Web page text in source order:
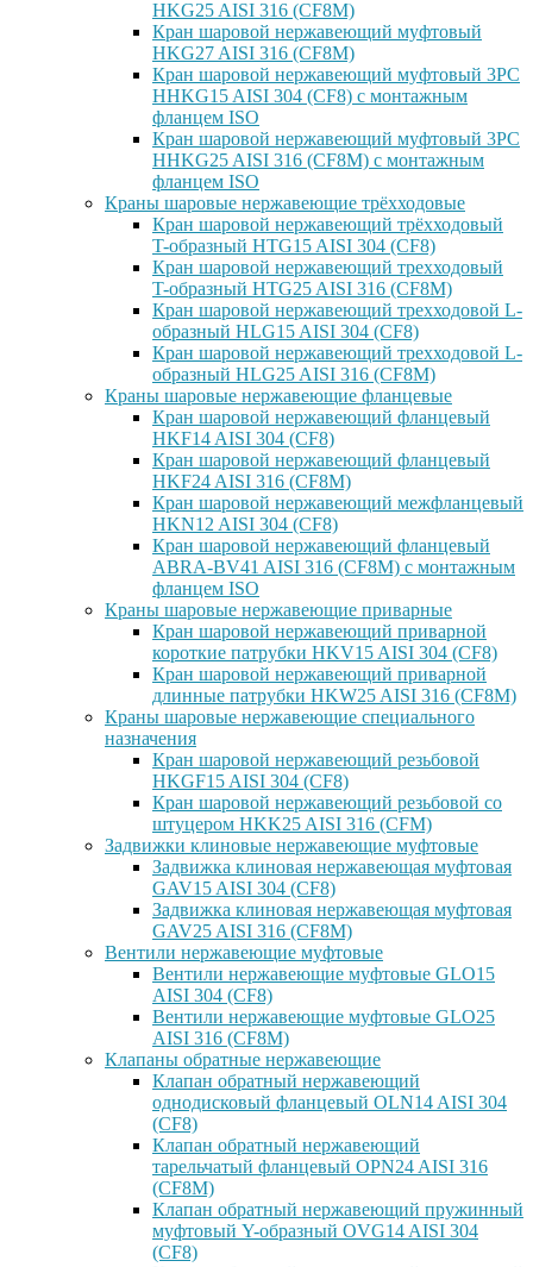
HKG25 AISI 316 (CF8M)
Кран шаровой нержавеющий муфтовый
HKG27 AISI 316 (CF8M)
Кран шаровой нержавеющий муфтовый 3PC
HHKG15 AISI 304 (CF8) с монтажным
фланцем ISO
Кран шаровой нержавеющий муфтовый 3PC
HHKG25 AISI 316 (CF8M) с монтажным
фланцем ISO
Краны шаровые нержавеющие трёхходовые
Кран шаровой нержавеющий трёхходовый
T-образный HTG15 AISI 304 (CF8)
Кран шаровой нержавеющий трехходовый
T-образный HTG25 AISI 316 (CF8M)
Кран шаровой нержавеющий трехходовой L-
образный HLG15 AISI 304 (CF8)
Кран шаровой нержавеющий трехходовой L-
образный HLG25 AISI 316 (CF8M)
Краны шаровые нержавеющие фланцевые
Кран шаровой нержавеющий фланцевый
HKF14 AISI 304 (CF8)
Кран шаровой нержавеющий фланцевый
HKF24 AISI 316 (CF8M)
Кран шаровой нержавеющий межфланцевый
HKN12 AISI 304 (CF8)
Кран шаровой нержавеющий фланцевый
ABRA-BV41 AISI 316 (CF8M) с монтажным
фланцем ISO
Краны шаровые нержавеющие приварные
Кран шаровой нержавеющий приварной
короткие патрубки HKV15 AISI 304 (CF8)
Кран шаровой нержавеющий приварной
длинные патрубки HKW25 AISI 316 (CF8M)
Краны шаровые нержавеющие специального
назначения
Кран шаровой нержавеющий резьбовой
HKGF15 AISI 304 (CF8)
Кран шаровой нержавеющий резьбовой со
штуцером HKK25 AISI 316 (CFM)
Задвижки клиновые нержавеющие муфтовые
Задвижка клиновая нержавеющая муфтовая
GAV15 AISI 304 (CF8)
Задвижка клиновая нержавеющая муфтовая
GAV25 AISI 316 (CF8M)
Вентили нержавеющие муфтовые
Вентили нержавеющие муфтовые GLO15
AISI 304 (CF8)
Вентили нержавеющие муфтовые GLO25
AISI 316 (CF8M)
Клапаны обратные нержавеющие
Клапан обратный нержавеющий
однодисковый фланцевый OLN14 AISI 304
(CF8)
Клапан обратный нержавеющий
тарельчатый фланцевый OPN24 AISI 316
(CF8M)
Клапан обратный нержавеющий пружинный
муфтовый Y-образный OVG14 AISI 304
(CF8)